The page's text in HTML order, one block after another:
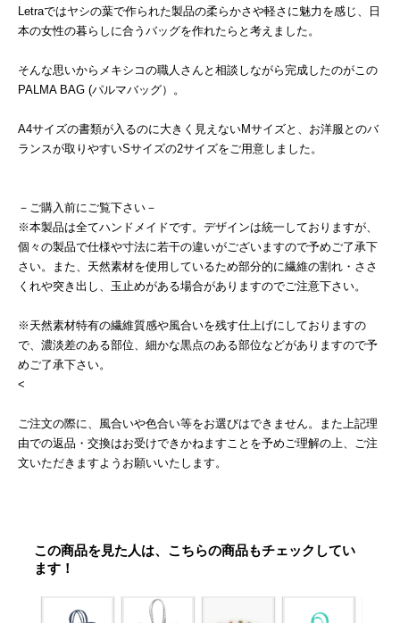
Letraではヤシの葉で作られた製品の柔らかさや軽さに魅力を感じ、日
本の女性の暮らしに合うバッグを作れたらと考えました。
そんな思いからメキシコの職人さんと相談しながら完成したのがこの
PALMA BAG (パルマバッグ）。
A4サイズの書類が入るのに大きく見えないMサイズと、お洋服とのバ
ランスが取りやすいSサイズの2サイズをご用意しました。
－ご購入前にご覧下さい－
※本製品は全てハンドメイドです。デザインは統一しておりますが、
個々の製品で仕様や寸法に若干の違いがございますので予めご了承下
さい。また、天然素材を使用しているため部分的に繊維の割れ・ささ
くれや突き出し、玉止めがある場合がありますのでご注意下さい。
※天然素材特有の繊維質感や風合いを残す仕上げにしておりますの
で、濃淡差のある部位、細かな黒点のある部位などがありますので予
めご了承下さい。
<
ご注文の際に、風合いや色合い等をお選びはできません。また上記理
由での返品・交換はお受けできかねますことを予めご理解の上、ご注
文いただきますようお願いいたします。
この商品を見た人は、こちらの商品もチェックしてい
ます！